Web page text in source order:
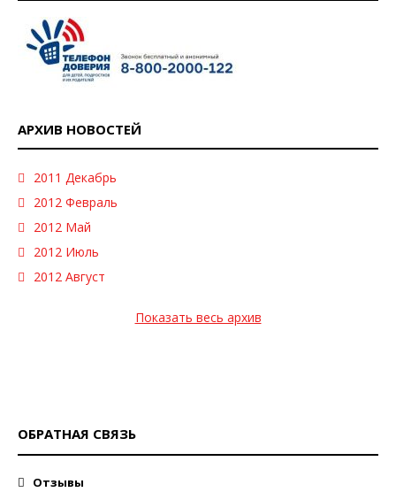
АРХИВ НОВОСТЕЙ
2011 Декабрь
2012 Февраль
2012 Май
2012 Июль
2012 Август
Показать весь архив
ОБРАТНАЯ СВЯЗЬ
Отзывы